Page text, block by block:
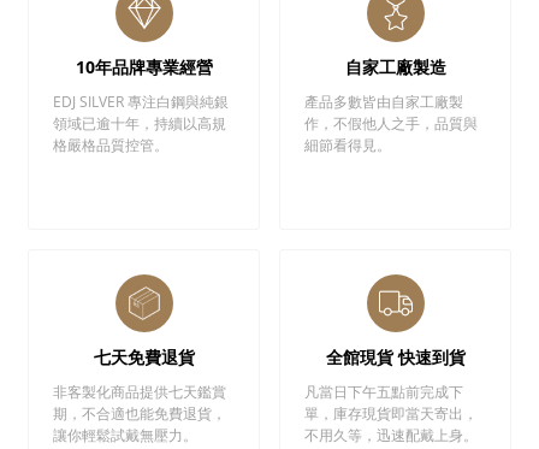
10年品牌專業經營
EDJ SILVER 專注白鋼與純銀
領域已逾十年，持續以高規
格嚴格品質控管。
自家工廠製造
產品多數皆由自家工廠製
作，不假他人之手，品質與
細節看得見。
七天免費退貨
非客製化商品提供七天鑑賞
期，不合適也能免費退貨，
讓你輕鬆試戴無壓力。
全館現貨 快速到貨
凡當日下午五點前完成下
單，庫存現貨即當天寄出，
不用久等，迅速配戴上身。